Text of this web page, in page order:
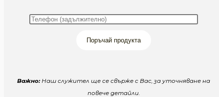
Поръчай продукта
Важно:Наш служител ще се свърже с Вас, за уточняване на
повече детайли.